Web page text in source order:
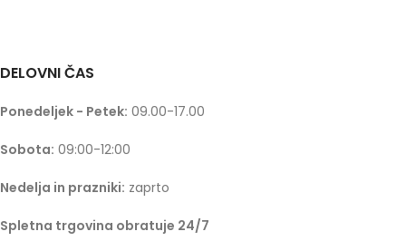
DELOVNI ČAS
Ponedeljek - Petek: 09.00-17.00
Sobota: 09:00-12:00
Nedelja in prazniki: zaprto
Spletna trgovina obratuje 24/7